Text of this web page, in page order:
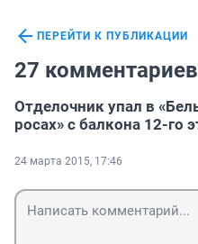
ПЕРЕЙТИ К ПУБЛИКАЦИИ
27
Отделочник упал в
росах» с балкона 12-го
24 марта 2015, 17:46